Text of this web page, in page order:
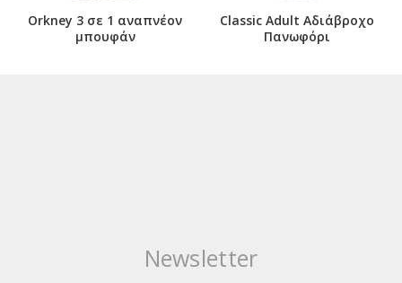
Orkney 3 σε 1 αναπνέον
μπουφάν
Classic Adult Αδιάβροχο
Πανωφόρι
Newsletter